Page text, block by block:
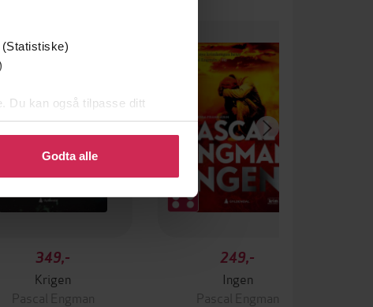
Du kan også tilpasse ditt
eller endre ditt samtykke.
Godta alle
349,-
Krigen
Pascal Engman
249,-
Ingen
Pascal Engman